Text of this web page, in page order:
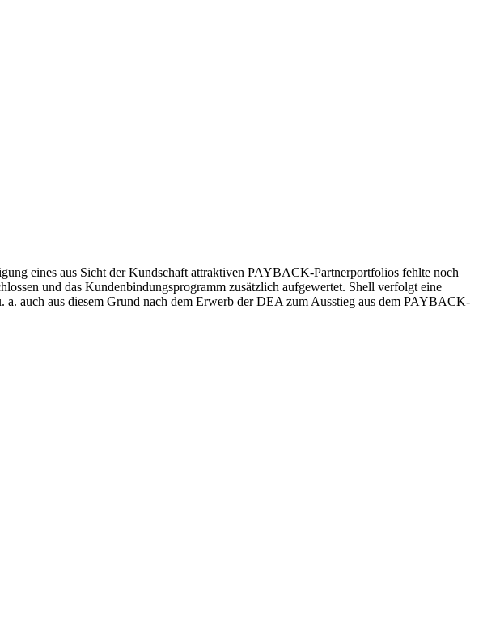
eines aus Sicht der Kundschaft attraktiven PAYBACK-Partnerportfolios fehlte noch
und das Kundenbindungsprogramm zusätzlich aufgewertet. Shell verfolgt eine
auch aus diesem Grund nach dem Erwerb der DEA zum Ausstieg aus dem PAYBACK-